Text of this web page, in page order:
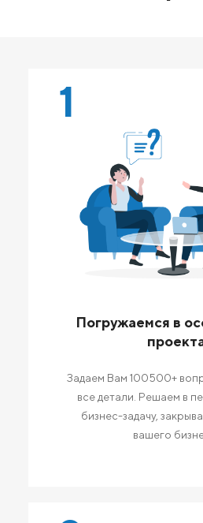
1
Погружаемся в
Задаем Вам 100500+
все детали. Решаем в
бизнес-задачу,
вашего